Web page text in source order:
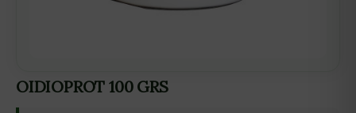
OIDIOPROT 100 GRS